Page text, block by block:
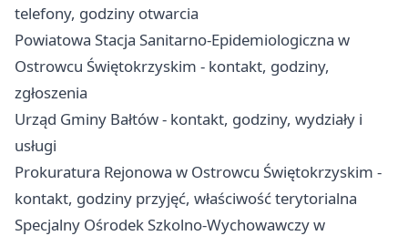
telefony, godziny otwarcia
Powiatowa Stacja Sanitarno-Epidemiologiczna w
Ostrowcu Świętokrzyskim - kontakt, godziny,
zgłoszenia
Urząd Gminy Bałtów - kontakt, godziny, wydziały i
usługi
Prokuratura Rejonowa w Ostrowcu Świętokrzyskim -
kontakt, godziny przyjęć, właściwość terytorialna
Specjalny Ośrodek Szkolno-Wychowawczy w